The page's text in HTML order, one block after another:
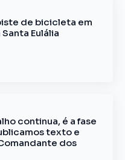
de bicicleta em
Eulália
continua, é a fase
texto e
dos